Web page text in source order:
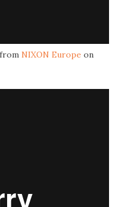
from NIXON Europe on